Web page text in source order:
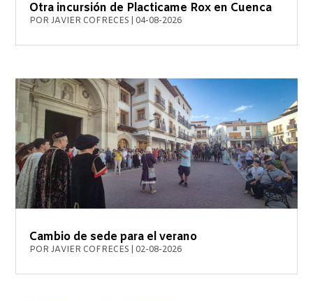
Otra incursión de Placticame Rox en Cuenca
PORJAVIER COFRECES 04-08-2026
Cambio de sede para el verano
PORJAVIER COFRECES 02-08-2026